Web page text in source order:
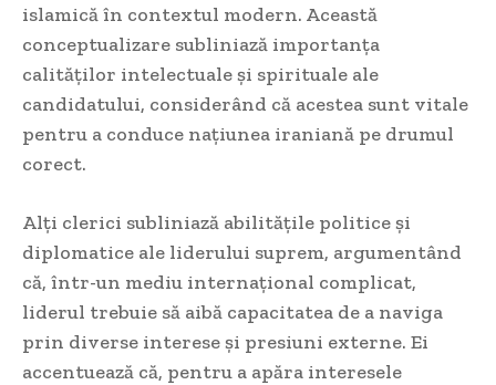
islamică în contextul modern. Această
conceptualizare subliniază importanța
calităților intelectuale și spirituale ale
candidatului, considerând că acestea sunt vitale
pentru a conduce națiunea iraniană pe drumul
corect.
Alți clerici subliniază abilitățile politice și
diplomatice ale liderului suprem, argumentând
că, într-un mediu internațional complicat,
liderul trebuie să aibă capacitatea de a naviga
prin diverse interese și presiuni externe. Ei
accentuează că, pentru a apăra interesele